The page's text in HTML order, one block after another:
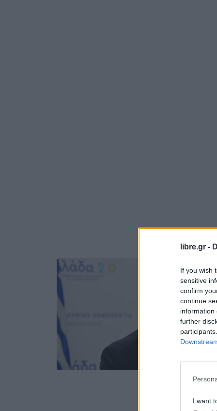
libre.gr -
If you wish
sensitive
confirm
continue
information
further
I want